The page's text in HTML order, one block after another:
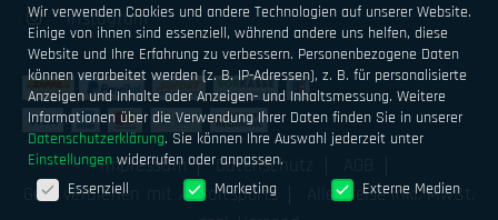
Instagram
Impressum Datenschutz
Geld verdienen mit Airsoftsports
Alle Preise inkl. MwSt.
Wir verwenden Cookies und andere Technologien auf unserer Website.
Einige von ihnen sind essenziell, während andere uns helfen, diese
Website und Ihre Erfahrung zu verbessern. Personenbezogene Daten
können verarbeitet werden (z. B. IP-Adressen), z. B. für personalisierte
Anzeigen und Inhalte oder Anzeigen- und Inhaltsmessung. Weitere
Informationen über die Verwendung Ihrer Daten finden Sie in unserer
Datenschutzerklärung. Sie können Ihre Auswahl jederzeit unter
Einstellungen widerrufen oder anpassen.
Datenschutzeinstellungen
Essenziell Marketing Externe Medien